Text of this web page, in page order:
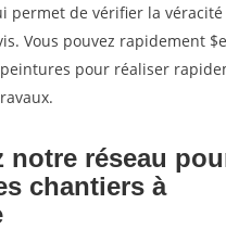
permet de vérifier la
Vous pouvez rapidement
pour réaliser
notre réseau
chantiers à